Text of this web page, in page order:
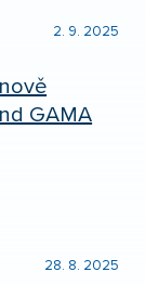
2. 9. 2025
GAMA
28. 8. 2025